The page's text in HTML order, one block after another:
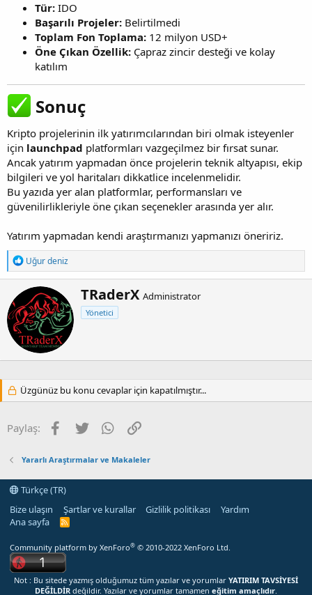
Tür: IDO
Başarılı Projeler: Belirtilmedi
Toplam Fon Toplama: 12 milyon USD+
Öne Çıkan Özellik: Çapraz zincir desteği ve kolay
katılım
Sonuç​
Kripto projelerinin ilk yatırımcılarından biri olmak isteyenler
için launchpad platformları vazgeçilmez bir fırsat sunar.
Ancak yatırım yapmadan önce projelerin teknik altyapısı, ekip
bilgileri ve yol haritaları dikkatlice incelenmelidir.
Bu yazıda yer alan platformlar, performansları ve
güvenilirlikleriyle öne çıkan seçenekler arasında yer alır.
Yatırım yapmadan kendi araştırmanızı yapmanızı öneririz.
T
e
p
k
i
l
e
r
:
Uğur deniz
Y
a
TRaderX Administrator
Yönetici
Üzgünüz bu konu cevaplar için kapatılmıştır...
Paylaş: Facebook
Twitter WhatsApp
Yararlı Araştırmalar ve Makaleler
Türkçe (TR)
Bize ulaşın
Şartlar ve kurallar Gizlilik politikası
Yardım
Ana sayfa
R
Community platform by XenForo® © 2010-2022 XenForo Ltd.
Not : Bu sitede yazmış olduğumuz tüm yazılar ve yorumlar YATIRIM TAVSİYESİ
DEĞİLDİR değildir. Yazılar ve yorumlar tamamen eğitim amaçlıdır.